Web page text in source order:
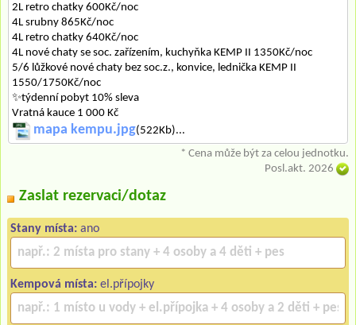
2L retro chatky 600Kč/noc
4L srubny 865Kč/noc
4L retro chatky 640Kč/noc
4L nové chaty se soc. zařízením, kuchyňka KEMP II 1350Kč/noc
5/6 lůžkové nové chaty bez soc.z., konvice, lednička KEMP II
1550/1750Kč/noc
✨týdenní pobyt 10% sleva
Vratná kauce 1 000 Kč
mapa kempu.jpg(522Kb)...
* Cena může být za celou jednotku.
Posl.akt. 2026
Zaslat rezervaci/dotaz
Stany místa: ano
Kempová místa: el.přípojky